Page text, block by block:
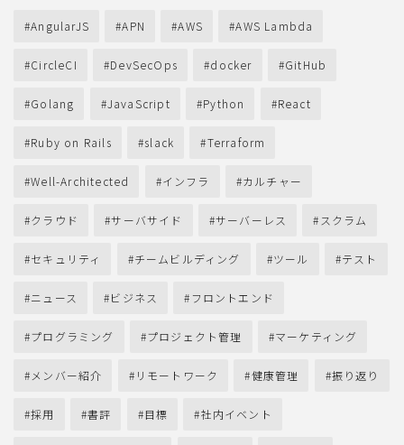
AngularJS APN AWS AWS Lambda
CircleCI DevSecOps docker GitHub
Golang JavaScript Python React
Ruby on Rails slack Terraform
Well-Architected インフラ カルチャー
クラウド サーバサイド サーバーレス スクラム
セキュリティ チームビルディング ツール テスト
ニュース ビジネス フロントエンド
プログラミング プロジェクト管理 マーケティング
メンバー紹介 リモートワーク 健康管理 振り返り
採用 書評 目標 社内イベント